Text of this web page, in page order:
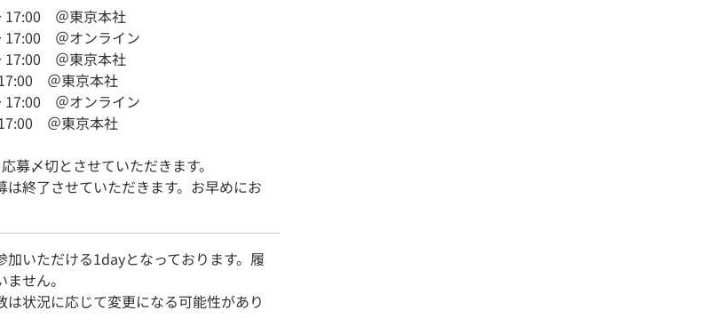
17:00 ＠東京本社
17:00 ＠オンライン
17:00 ＠東京本社
＠東京本社
17:00 ＠オンライン
＠東京本社
募〆切とさせていただきます。
終了させていただきます。お早めにお
加いただける1dayとなっております。履
せん。
状況に応じて変更になる可能性があり